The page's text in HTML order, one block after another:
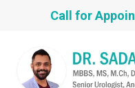
Call for